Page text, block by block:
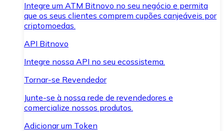
Integre um ATM Bitnovo no seu negócio e permita
que os seus clientes comprem cupões canjeáveis por
criptomoedas.
API Bitnovo
Integre nossa API no seu ecossistema.
Tornar-se Revendedor
Junte-se à nossa rede de revendedores e
comercialize nossos produtos.
Adicionar um Token